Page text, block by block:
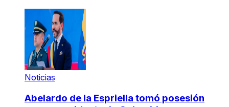
Noticias
Abelardo de la Espriella tomó posesión